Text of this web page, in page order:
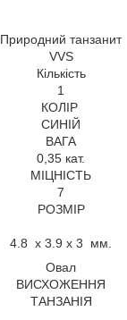
Природний танзанит
VVS
Кількість
1
КОЛІР
СИНІЙ
ВАГА
0,35 кат.
МІЦНІСТЬ
7
РОЗМІР
4.8 x 3.9 x 3 мм.
Овал
ВИСХОЖЕННЯ
ТАНЗАНІЯ